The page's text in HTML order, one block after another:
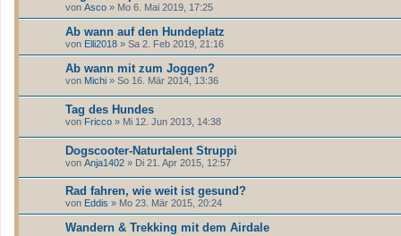
von Asco » Mo 6. Mai 2019, 17:25
Ab wann auf den Hundeplatz
von Elli2018 » Sa 2. Feb 2019, 21:16
Ab wann mit zum Joggen?
von Michi » So 16. Mär 2014, 13:36
Tag des Hundes
von Fricco » Mi 12. Jun 2013, 14:38
Dogscooter-Naturtalent Struppi
von Anja1402 » Di 21. Apr 2015, 12:57
Rad fahren, wie weit ist gesund?
von Eddis » Mo 23. Mär 2015, 20:24
Wandern & Trekking mit dem Airdale